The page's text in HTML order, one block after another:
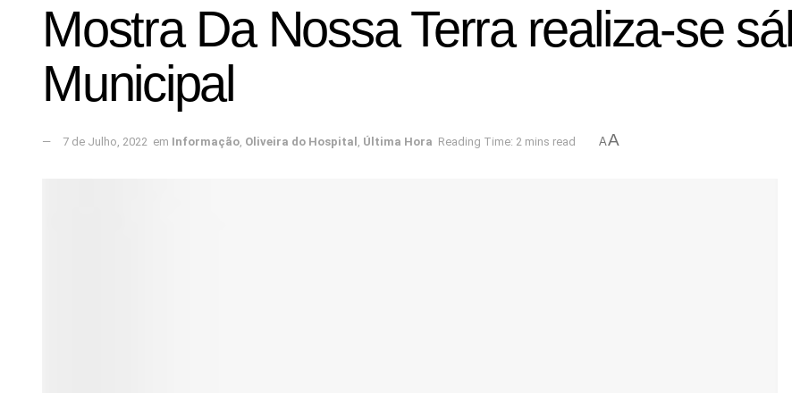
Mostra Da Nossa Terra realiza-se
Municipal
7 de Julho, 2022 em Informação, Oliveira do Hospital , Última Hora Reading Time: 2 mins read AA